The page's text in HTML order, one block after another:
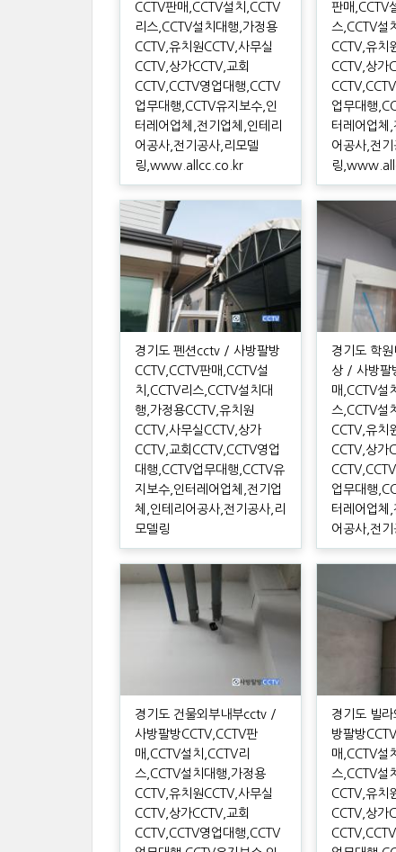
CCTV판매,CCTV설치,CCTV
리스,CCTV설치대행,가정용
CCTV,유치원CCTV,사무실
CCTV,상가CCTV,교회
CCTV,CCTV영업대행,CCTV
업무대행,CCTV유지보수,인
터레어업체,전기업체,인테리
어공사,전기공사,리모델
링,www.allcc.co.kr
판매,CCTV
스,CCTV설
CCTV,유치
CCTV,상가
업무대행
터레어업체,
어공사,전
링
경기도 펜션cctv / 사방팔방
CCTV,CCTV판매,CCTV설
치,CCTV리스,CCTV설치대
행,가정용CCTV,유치원
CCTV,사무실CCTV,상가
CCTV,교회CCTV,CCTV영업
대행,CCTV업무대행,CCTV유
지보수,인터레어업체,전기업
체,인테리어공사,전기공사,리
모델링
경기도 학
상 / 사방팔
매,CCTV설
스,CCTV설
CCTV,유치
CCTV,상가
업무대행
터레어업체,
어공사,전
경기도 건물외부내부cctv /
사방팔방CCTV,CCTV판
매,CCTV설치,CCTV리
스,CCTV설치대행,가정용
CCTV,유치원CCTV,사무실
CCTV,상가CCTV,교회
CCTV,CCTV영업대행,CCTV
경기도 빌
방팔방
매,CCTV설
스,CCTV설
CCTV,유치
CCTV,상가